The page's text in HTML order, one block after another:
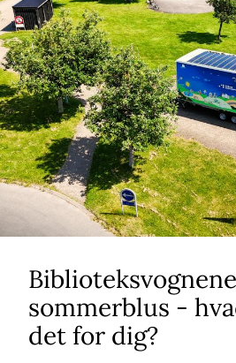
sommerblus -
det for dig?